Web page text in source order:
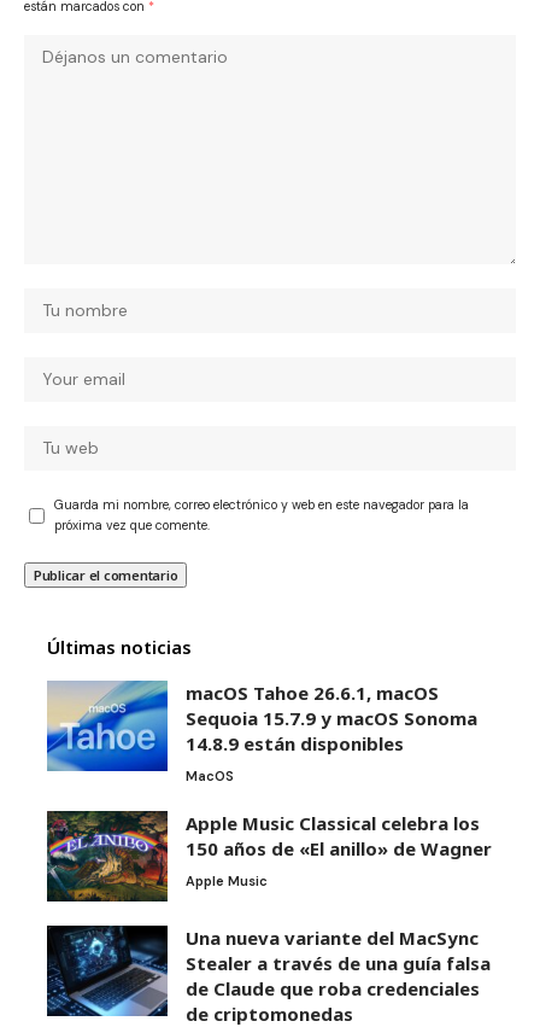
están marcados con *
Guarda mi nombre, correo electrónico y web en este navegador para la
próxima vez que comente.
Últimas noticias
macOS Tahoe 26.6.1, macOS
Sequoia 15.7.9 y macOS Sonoma
14.8.9 están disponibles
MacOS
Apple Music Classical celebra los
150 años de «El anillo» de Wagner
Apple Music
Una nueva variante del MacSync
Stealer a través de una guía falsa
de Claude que roba credenciales
de criptomonedas